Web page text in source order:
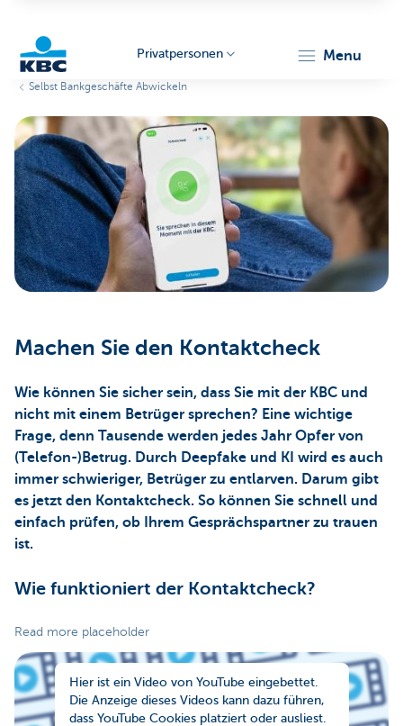
Particulieren
Privatpersonen menu
Selbst Bankgeschäfte Abwickeln
Machen Sie den Kontaktcheck
Wie können Sie sicher sein, dass Sie mit der KBC und
nicht mit einem Betrüger sprechen? Eine wichtige
Frage, denn Tausende werden jedes Jahr Opfer von
(Telefon-)Betrug. Durch Deepfake und KI wird es auch
immer schwieriger, Betrüger zu entlarven. Darum gibt
es jetzt den Kontaktcheck. So können Sie schnell und
einfach prüfen, ob Ihrem Gesprächspartner zu trauen
ist.
Wie funktioniert der Kontaktcheck?
Read more placeholder
Hier ist ein Video von YouTube eingebettet.
Die Anzeige dieses Videos kann dazu führen,
dass YouTube Cookies platziert oder ausliest.